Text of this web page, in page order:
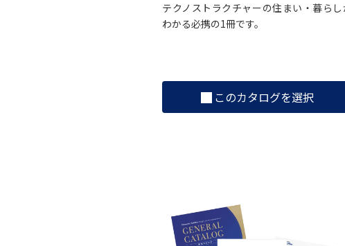
テクノストラクチャーの住まい・暮らし
わかる必携の1冊です。
このカタログを選択